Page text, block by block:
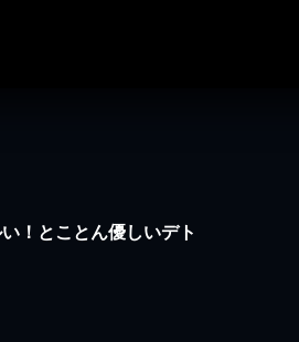
！とことん優しいデト